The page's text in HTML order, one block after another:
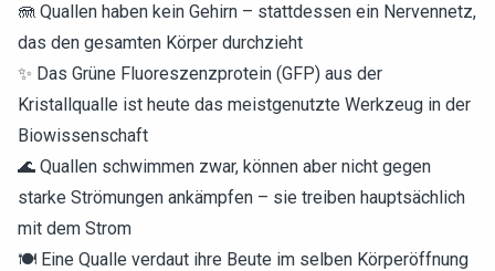
🪼 Quallen haben kein Gehirn – stattdessen ein Nervennetz,
das den gesamten Körper durchzieht
✨ Das Grüne Fluoreszenzprotein (GFP) aus der
Kristallqualle ist heute das meistgenutzte Werkzeug in der
Biowissenschaft
🌊 Quallen schwimmen zwar, können aber nicht gegen
starke Strömungen ankämpfen – sie treiben hauptsächlich
mit dem Strom
🍽️ Eine Qualle verdaut ihre Beute im selben Körperöffnung